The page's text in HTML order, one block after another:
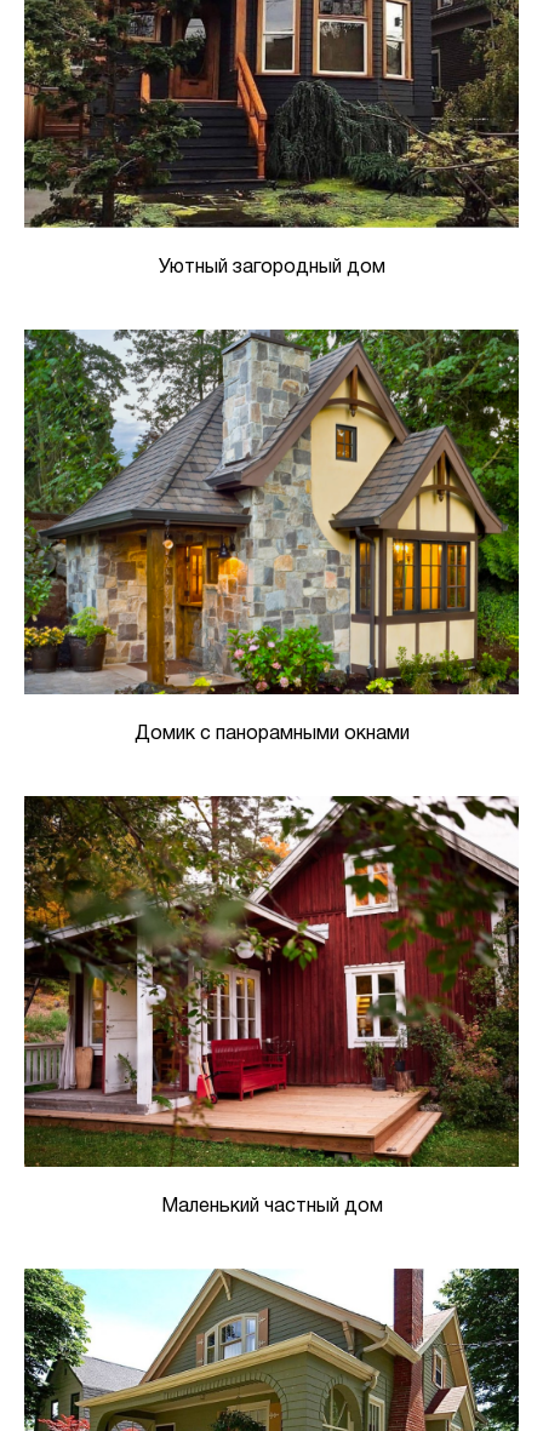
Уютный загородный дом
Домик с панорамными окнами
Маленький частный дом